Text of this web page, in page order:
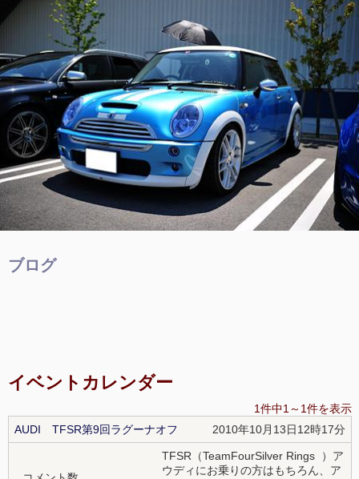
ブログ
イベントカレンダー
1件中1～1件を表示
AUDI TFSR第9回ラグーナオフ
2010年10月13日12時17分
TFSR（TeamFourSilver Rings ）ア
ウディにお乗りの方はもちろん、ア